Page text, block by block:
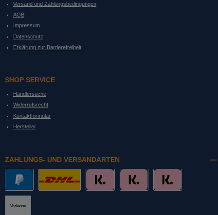
Versand und Zahlungsbedingungen
AGB
Impressum
Datenschutz
Erklärung zur Barrierefreiheit
SHOP SERVICE
Händlersuche
Widerrufsrecht
Kontaktformular
Hersteller
ZAHLUNGS- UND VERSANDARTEN
Vorkasse